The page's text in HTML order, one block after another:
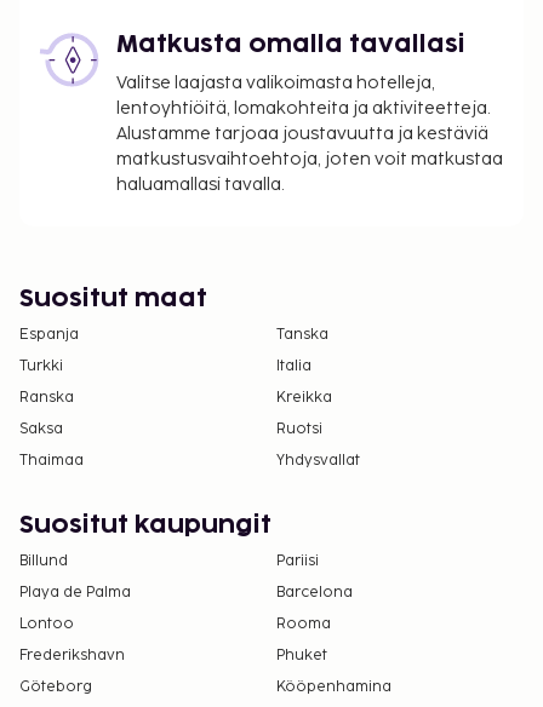
henkilö
Omatoiminen pysäköinti: 10.00 EUR per yö
Lemmikit: 15.00 EUR per lemmikki per yö
Avustajaeläimistä ei veloiteta lisämaksuja
Lisävuode: 15.0 EUR per yö
Kansallisten määräysten vuoksi käteismaksut
eivät voi ylittää 1000 EUR:n suuruista summaa
tässä majoituspaikassa. Saat lisätietoja asiasta
ottamalla yhteyttä majoituspaikkaan
majoituksen ottamalla yhteyttä suoraan
varausvahvistuksessa olevia yhteystietoja
(lemmikeistä veloitetaan lisämaksuja, ja niistä
löytyy lisätietoja lisämaksuja koskevassa
osiossa).
Pysäköintialueella on korkeusrajoituksia.
Kontaktiton uloskirjautuminen on saatavilla.
Matkusta omalla tavallasi
Valitse laajasta valikoimasta hotelleja,
lentoyhtiöitä, lomakohteita ja aktiviteetteja.
Alustamme tarjoaa joustavuutta ja kestäviä
matkustusvaihtoehtoja, joten voit matkustaa
haluamallasi tavalla.
Suositut maat
Espanja
Tanska
Turkki
Italia
Ranska
Kreikka
Saksa
Ruotsi
Thaimaa
Yhdysvallat
Suositut kaupungit
Billund
Pariisi
Playa de Palma
Barcelona
Lontoo
Rooma
Frederikshavn
Phuket
Göteborg
Kööpenhamina